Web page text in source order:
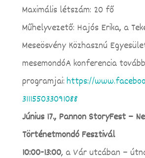
Maximális létszám: 20 fő
Műhelyvezető: Hajós Erika, a
Meseösvény Közhasznú
mesemondóA konferencia
programjai:https://
311155033091088
Június 17., Pannon StoryFest –
Történetmondó Fesztivál
10:00-13:00, a Vár utcában –